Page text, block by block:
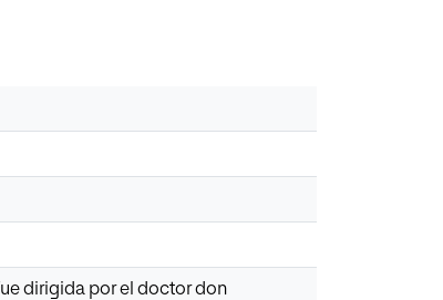
dirigida por el doctor don